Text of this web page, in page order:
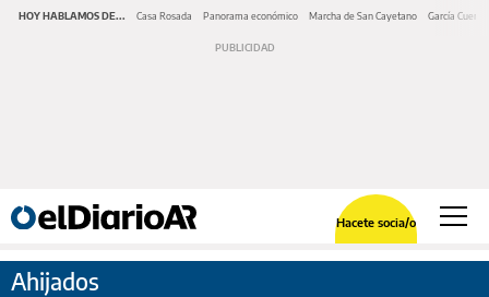
HOY HABLAMOS DE... Casa Rosada Panorama económico Marcha de San Cayetano García Cuerva
Hacete socia/o
Ahijados